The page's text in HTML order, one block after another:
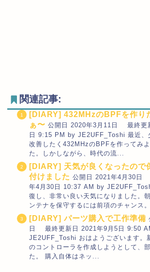
関連記事:
[DIARY] 432MHzのBPFを作り
ぁ〜 公開日 2020年3月11日 最終更
日 9:15 PM by JE2UFF_Toshi 最近、
改善したく432MHzのBPFを作ってみ
た。しかしながら、時代の流...
[DIARY] 天気が良くなったので
付けました 公開日 2021年4月30日
年4月30日 10:37 AM by
復し、非常い良い天気になりました。
ンテナを保守するには前項のチャンス
[DIARY] パーツ購入で工作準備
日 最終更新日 2021年9月5日 9:50
JE2UFF_Toshi おはようございます。
のコントローラを作成しようとして、
た。 購入自体はネッ...